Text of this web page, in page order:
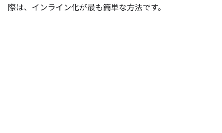
際は、インライン化が最も簡単な方法です。